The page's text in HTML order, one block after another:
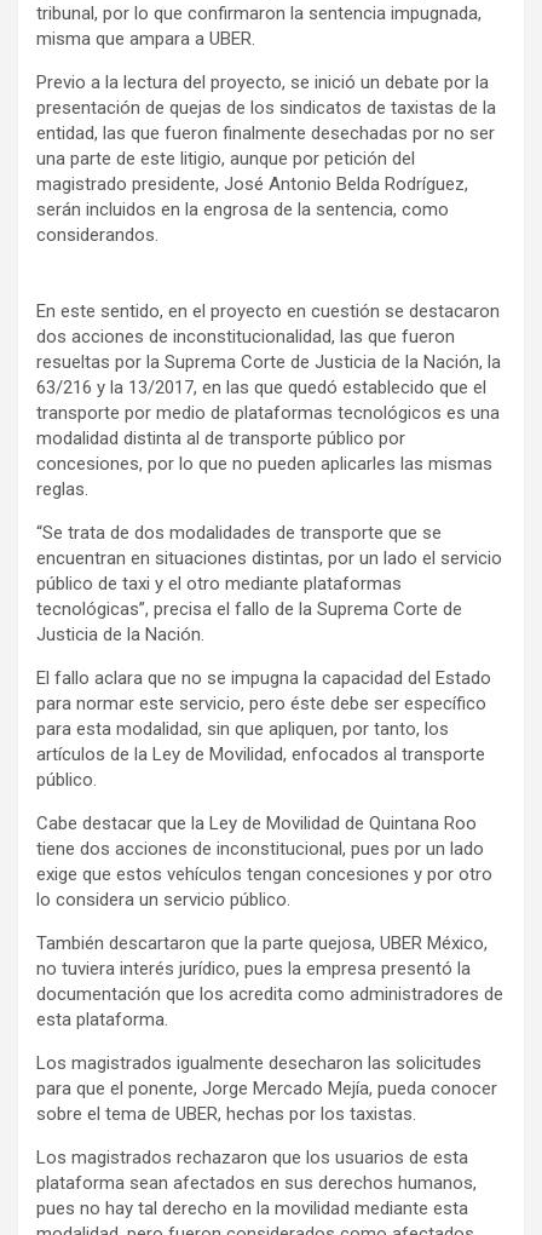
tribunal, por lo que confirmaron la sentencia impugnada,
misma que ampara a UBER.
Previo a la lectura del proyecto, se inició un debate por la
presentación de quejas de los sindicatos de taxistas de la
entidad, las que fueron finalmente desechadas por no ser
una parte de este litigio, aunque por petición del
magistrado presidente, José Antonio Belda Rodríguez,
serán incluidos en la engrosa de la sentencia, como
considerandos.
En este sentido, en el proyecto en cuestión se destacaron
dos acciones de inconstitucionalidad, las que fueron
resueltas por la Suprema Corte de Justicia de la Nación, la
63/216 y la 13/2017, en las que quedó establecido que el
transporte por medio de plataformas tecnológicos es una
modalidad distinta al de transporte público por
concesiones, por lo que no pueden aplicarles las mismas
reglas.
“Se trata de dos modalidades de transporte que se
encuentran en situaciones distintas, por un lado el servicio
público de taxi y el otro mediante plataformas
tecnológicas”, precisa el fallo de la Suprema Corte de
Justicia de la Nación.
El fallo aclara que no se impugna la capacidad del Estado
para normar este servicio, pero éste debe ser específico
para esta modalidad, sin que apliquen, por tanto, los
artículos de la Ley de Movilidad, enfocados al transporte
público.
Cabe destacar que la Ley de Movilidad de Quintana Roo
tiene dos acciones de inconstitucional, pues por un lado
exige que estos vehículos tengan concesiones y por otro
lo considera un servicio público.
También descartaron que la parte quejosa, UBER México,
no tuviera interés jurídico, pues la empresa presentó la
documentación que los acredita como administradores de
esta plataforma.
Los magistrados igualmente desecharon las solicitudes
para que el ponente, Jorge Mercado Mejía, pueda conocer
sobre el tema de UBER, hechas por los taxistas.
Los magistrados rechazaron que los usuarios de esta
plataforma sean afectados en sus derechos humanos,
pues no hay tal derecho en la movilidad mediante esta